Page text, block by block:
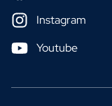
Instagram
Youtube